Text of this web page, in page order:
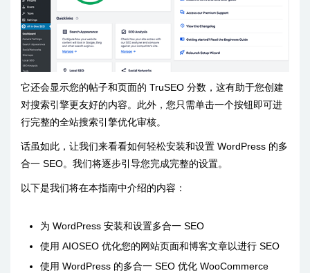
它还会显示您的帖子和页面的 TruSEO 分数，这有助于您创建
对搜索引擎更友好的内容。此外，您只需单击一个按钮即可进
行完整的全站搜索引擎优化审核。
话虽如此，让我们来看看如何轻松安装和设置 WordPress 的多
合一 SEO。我们将逐步引导您完成完整的设置。
以下是我们将在本指南中介绍的内容：
为 WordPress 安装和设置多合一 SEO
使用 AIOSEO 优化您的网站页面和博客文章以进行 SEO
使用 WordPress 的多合一 SEO 优化 WooCommerce